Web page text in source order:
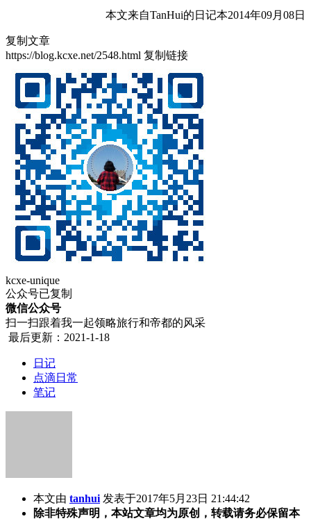
本文来自TanHui的日记本2014年09月08日
复制文章
https://blog.kcxe.net/2548.html 复制链接
kcxe-unique
公众号已复制
微信公众号
扫一扫跟着我一起领略旅行和帝都的风采
最后更新：2021-1-18
日记
点滴日常
笔记
本文由 tanhui 发表于2017年5月23日 21:44:42
除非特殊声明，本站文章均为原创，转载请务必保留本